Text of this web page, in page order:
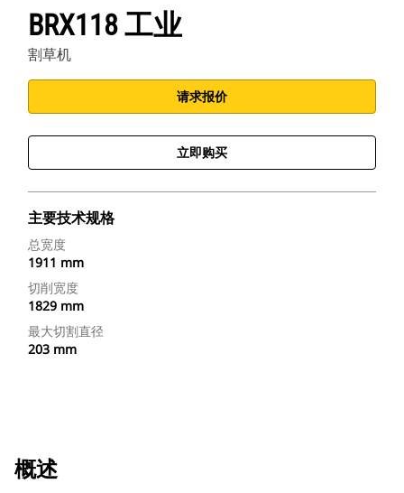
BRX118 工业
割草机
请求报价
立即购买
主要技术规格
总宽度
1911 mm
切削宽度
1829 mm
最大切割直径
203 mm
概述